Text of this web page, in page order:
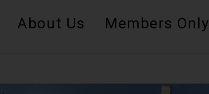
About Us Members Only